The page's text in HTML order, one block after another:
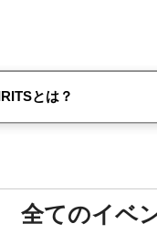
とは？
全てのイベ